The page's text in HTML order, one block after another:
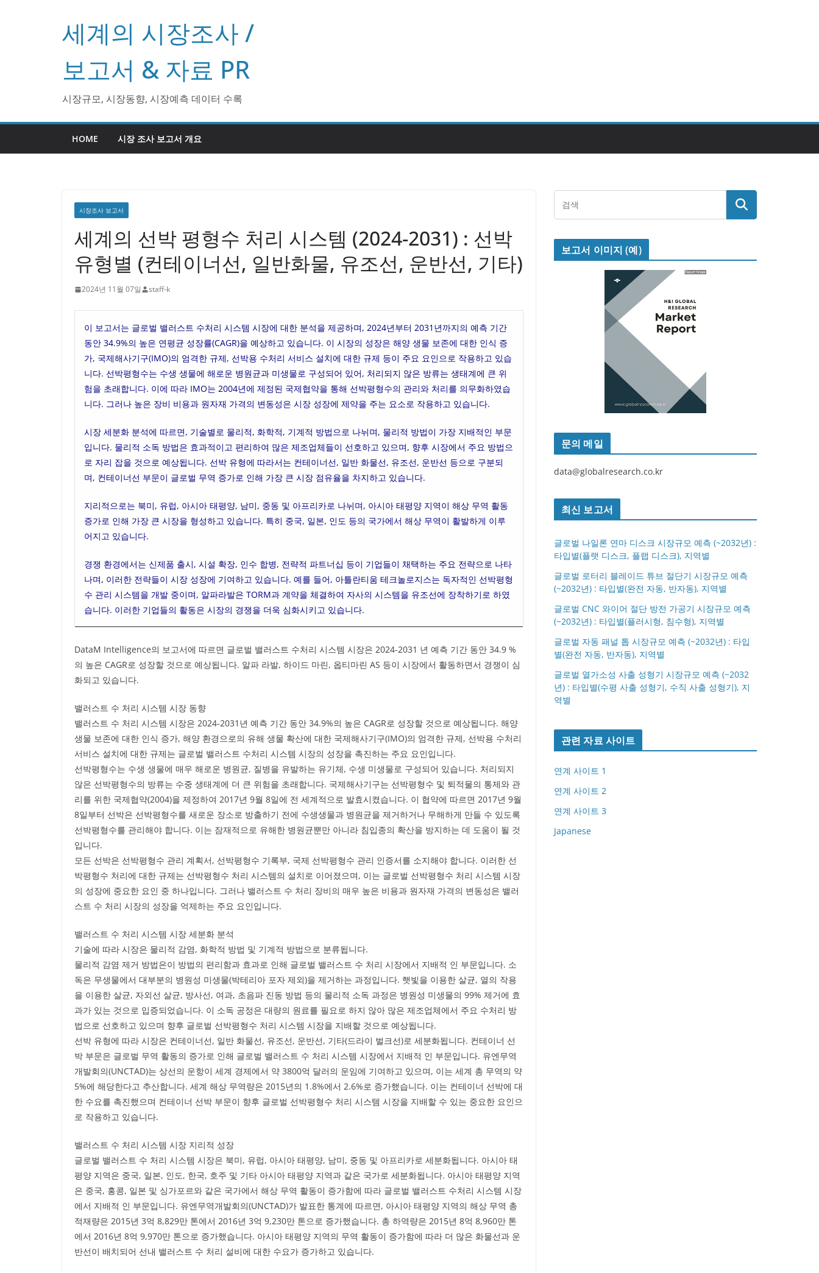
기
세계의 시장조사 /
보고서 & 자료 PR
시장규모, 시장동향, 시장예측 데이터 수록
HOME 시장 조사 보고서 개요
시장조사 보고서
세계의 선박 평형수 처리 시스템 (2024-2031) : 선박
유형별 (컨테이너선, 일반화물, 유조선, 운반선, 기타)
2024년 11월 07일 staff-k
이 보고서는 글로벌 밸러스트 수처리 시스템 시장에 대한 분석을 제공하며, 2024년부터 2031년까지의 예측 기간
동안 34.9%의 높은 연평균 성장률(CAGR)을 예상하고 있습니다. 이 시장의 성장은 해양 생물 보존에 대한 인식 증
가, 국제해사기구(IMO)의 엄격한 규제, 선박용 수처리 서비스 설치에 대한 규제 등이 주요 요인으로 작용하고 있습
니다. 선박평형수는 수생 생물에 해로운 병원균과 미생물로 구성되어 있어, 처리되지 않은 방류는 생태계에 큰 위
험을 초래합니다. 이에 따라 IMO는 2004년에 제정된 국제협약을 통해 선박평형수의 관리와 처리를 의무화하였습
니다. 그러나 높은 장비 비용과 원자재 가격의 변동성은 시장 성장에 제약을 주는 요소로 작용하고 있습니다.
시장 세분화 분석에 따르면, 기술별로 물리적, 화학적, 기계적 방법으로 나뉘며, 물리적 방법이 가장 지배적인 부문
입니다. 물리적 소독 방법은 효과적이고 편리하여 많은 제조업체들이 선호하고 있으며, 향후 시장에서 주요 방법으
로 자리 잡을 것으로 예상됩니다. 선박 유형에 따라서는 컨테이너선, 일반 화물선, 유조선, 운반선 등으로 구분되
며, 컨테이너선 부문이 글로벌 무역 증가로 인해 가장 큰 시장 점유율을 차지하고 있습니다.
지리적으로는 북미, 유럽, 아시아 태평양, 남미, 중동 및 아프리카로 나뉘며, 아시아 태평양 지역이 해상 무역 활동
증가로 인해 가장 큰 시장을 형성하고 있습니다. 특히 중국, 일본, 인도 등의 국가에서 해상 무역이 활발하게 이루
어지고 있습니다.
경쟁 환경에서는 신제품 출시, 시설 확장, 인수 합병, 전략적 파트너십 등이 기업들이 채택하는 주요 전략으로 나타
나며, 이러한 전략들이 시장 성장에 기여하고 있습니다. 예를 들어, 아틀란티움 테크놀로지스는 독자적인 선박평형
수 관리 시스템을 개발 중이며, 알파라발은 TORM과 계약을 체결하여 자사의 시스템을 유조선에 장착하기로 하였
습니다. 이러한 기업들의 활동은 시장의 경쟁을 더욱 심화시키고 있습니다.
DataM Intelligence의 보고서에 따르면 글로벌 밸러스트 수처리 시스템 시장은 2024-2031 년 예측 기간 동안 34.9 %
의 높은 CAGR로 성장할 것으로 예상됩니다. 알파 라발, 하이드 마린, 옵티마린 AS 등이 시장에서 활동하면서 경쟁이 심
화되고 있습니다.
밸러스트 수 처리 시스템 시장 동향
밸러스트 수 처리 시스템 시장은 2024-2031년 예측 기간 동안 34.9%의 높은 CAGR로 성장할 것으로 예상됩니다. 해양
생물 보존에 대한 인식 증가, 해양 환경으로의 유해 생물 확산에 대한 국제해사기구(IMO)의 엄격한 규제, 선박용 수처리
서비스 설치에 대한 규제는 글로벌 밸러스트 수처리 시스템 시장의 성장을 촉진하는 주요 요인입니다.
선박평형수는 수생 생물에 매우 해로운 병원균, 질병을 유발하는 유기체, 수생 미생물로 구성되어 있습니다. 처리되지
않은 선박평형수의 방류는 수중 생태계에 더 큰 위험을 초래합니다. 국제해사기구는 선박평형수 및 퇴적물의 통제와 관
리를 위한 국제협약(2004)을 제정하여 2017년 9월 8일에 전 세계적으로 발효시켰습니다. 이 협약에 따르면 2017년 9월
8일부터 선박은 선박평형수를 새로운 장소로 방출하기 전에 수생생물과 병원균을 제거하거나 무해하게 만들 수 있도록
선박평형수를 관리해야 합니다. 이는 잠재적으로 유해한 병원균뿐만 아니라 침입종의 확산을 방지하는 데 도움이 될 것
입니다.
모든 선박은 선박평형수 관리 계획서, 선박평형수 기록부, 국제 선박평형수 관리 인증서를 소지해야 합니다. 이러한 선
박평형수 처리에 대한 규제는 선박평형수 처리 시스템의 설치로 이어졌으며, 이는 글로벌 선박평형수 처리 시스템 시장
의 성장에 중요한 요인 중 하나입니다. 그러나 밸러스트 수 처리 장비의 매우 높은 비용과 원자재 가격의 변동성은 밸러
스트 수 처리 시장의 성장을 억제하는 주요 요인입니다.
밸러스트 수 처리 시스템 시장 세분화 분석
기술에 따라 시장은 물리적 감염, 화학적 방법 및 기계적 방법으로 분류됩니다.
물리적 감염 제거 방법은이 방법의 편리함과 효과로 인해 글로벌 밸러스트 수 처리 시장에서 지배적 인 부문입니다. 소
독은 무생물에서 대부분의 병원성 미생물(박테리아 포자 제외)을 제거하는 과정입니다. 햇빛을 이용한 살균, 열의 작용
을 이용한 살균, 자외선 살균, 방사선, 여과, 초음파 진동 방법 등의 물리적 소독 과정은 병원성 미생물의 99% 제거에 효
과가 있는 것으로 입증되었습니다. 이 소독 공정은 대량의 원료를 필요로 하지 않아 많은 제조업체에서 주요 수처리 방
법으로 선호하고 있으며 향후 글로벌 선박평형수 처리 시스템 시장을 지배할 것으로 예상됩니다.
선박 유형에 따라 시장은 컨테이너선, 일반 화물선, 유조선, 운반선, 기타(드라이 벌크선)로 세분화됩니다. 컨테이너 선
박 부문은 글로벌 무역 활동의 증가로 인해 글로벌 밸러스트 수 처리 시스템 시장에서 지배적 인 부문입니다. 유엔무역
개발회의(UNCTAD)는 상선의 운항이 세계 경제에서 약 3800억 달러의 운임에 기여하고 있으며, 이는 세계 총 무역의 약
5%에 해당한다고 추산합니다. 세계 해상 무역량은 2015년의 1.8%에서 2.6%로 증가했습니다. 이는 컨테이너 선박에 대
한 수요를 촉진했으며 컨테이너 선박 부문이 향후 글로벌 선박평형수 처리 시스템 시장을 지배할 수 있는 중요한 요인으
로 작용하고 있습니다.
밸러스트 수 처리 시스템 시장 지리적 성장
글로벌 밸러스트 수 처리 시스템 시장은 북미, 유럽, 아시아 태평양, 남미, 중동 및 아프리카로 세분화됩니다. 아시아 태
평양 지역은 중국, 일본, 인도, 한국, 호주 및 기타 아시아 태평양 지역과 같은 국가로 세분화됩니다. 아시아 태평양 지역
은 중국, 홍콩, 일본 및 싱가포르와 같은 국가에서 해상 무역 활동이 증가함에 따라 글로벌 밸러스트 수처리 시스템 시장
에서 지배적 인 부문입니다. 유엔무역개발회의(UNCTAD)가 발표한 통계에 따르면, 아시아 태평양 지역의 해상 무역 총
적재량은 2015년 3억 8,829만 톤에서 2016년 3억 9,230만 톤으로 증가했습니다. 총 하역량은 2015년 8억 8,960만 톤
에서 2016년 8억 9,970만 톤으로 증가했습니다. 아시아 태평양 지역의 무역 활동이 증가함에 따라 더 많은 화물선과 운
반선이 배치되어 선내 밸러스트 수 처리 설비에 대한 수요가 증가하고 있습니다.
보고서 이미지 (예)
문의 메일
data@globalresearch.co.kr
최신 보고서
글로벌 나일론 연마 디스크 시장규모 예측 (~2032년) :
타입별(플랫 디스크, 플랩 디스크), 지역별
글로벌 로터리 블레이드 튜브 절단기 시장규모 예측
(~2032년) : 타입별(완전 자동, 반자동), 지역별
글로벌 CNC 와이어 절단 방전 가공기 시장규모 예측
(~2032년) : 타입별(플러시형, 침수형), 지역별
글로벌 자동 패널 톱 시장규모 예측 (~2032년) : 타입
별(완전 자동, 반자동), 지역별
글로벌 열가소성 사출 성형기 시장규모 예측 (~2032
년) : 타입별(수평 사출 성형기, 수직 사출 성형기), 지
역별
관련 자료 사이트
연계 사이트 1
연계 사이트 2
연계 사이트 3
Japanese